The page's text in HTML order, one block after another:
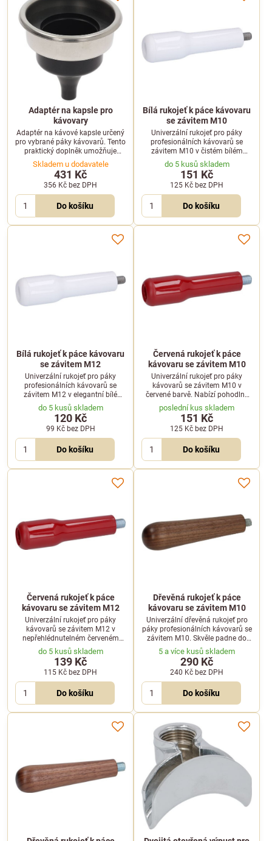
Adaptér na kapsle pro
kávovary
Adaptér na kávové kapsle určený
pro vybrané páky kávovarů. Tento
praktický doplněk umožňuje
snadné použití kávových kapslí
ve vašem přístroji.
Skladem u dodavatele
431 Kč
356 Kč bez DPH
Do košíku
Bílá rukojeť k páce kávovaru
se závitem M10
Univerzální rukojeť pro páky
profesionálních kávovarů se
závitem M10 v čistém bílém
designu. Zajišťuje pevný úchop a
dlouhou životnost.
do 5 kusů skladem
151 Kč
125 Kč bez DPH
Do košíku
Bílá rukojeť k páce kávovaru
se závitem M12
Univerzální rukojeť pro páky
profesionálních kávovarů se
závitem M12 v elegantní bílé
barvě. Ergonomický tvar zajišťuje
pohodlnou manipulaci.
do 5 kusů skladem
120 Kč
99 Kč bez DPH
Do košíku
Červená rukojeť k páce
kávovaru se závitem M10
Univerzální rukojeť pro páky
kávovarů se závitem M10 v
červené barvě. Nabízí pohodlný
úchop a vysokou odolnost v
náročném kavárenském provozu.
poslední kus skladem
151 Kč
125 Kč bez DPH
Do košíku
Červená rukojeť k páce
kávovaru se závitem M12
Univerzální rukojeť pro páky
kávovarů se závitem M12 v
nepřehlédnutelném červeném
provedení. Odolný materiál a
ergonomický tvar pro každodenní
pohodlné používání.
do 5 kusů skladem
139 Kč
115 Kč bez DPH
Do košíku
Dřevěná rukojeť k páce
kávovaru se závitem M10
Univerzální dřevěná rukojeť pro
páky profesionálních kávovarů se
závitem M10. Skvěle padne do
ruky a dodá vašemu kávovaru
elegantní přírodní vzhled.
5 a více kusů skladem
290 Kč
240 Kč bez DPH
Do košíku